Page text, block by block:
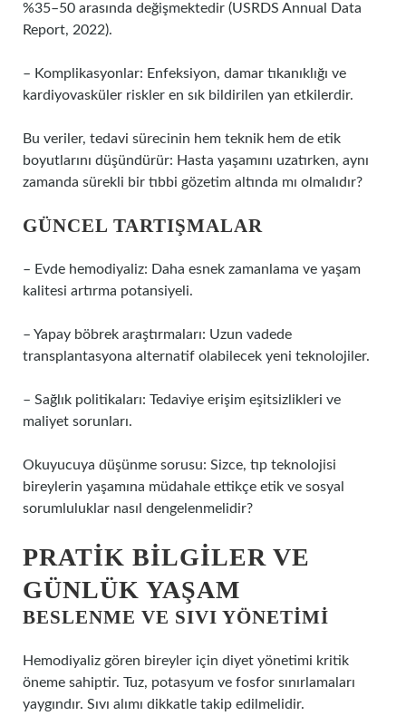
%35–50 arasında değişmektedir (USRDS Annual Data
Report, 2022).
– Komplikasyonlar: Enfeksiyon, damar tıkanıklığı ve
kardiyovasküler riskler en sık bildirilen yan etkilerdir.
Bu veriler, tedavi sürecinin hem teknik hem de etik
boyutlarını düşündürür: Hasta yaşamını uzatırken, aynı
zamanda sürekli bir tıbbi gözetim altında mı olmalıdır?
GÜNCEL TARTIŞMALAR
– Evde hemodiyaliz: Daha esnek zamanlama ve yaşam
kalitesi artırma potansiyeli.
– Yapay böbrek araştırmaları: Uzun vadede
transplantasyona alternatif olabilecek yeni teknolojiler.
– Sağlık politikaları: Tedaviye erişim eşitsizlikleri ve
maliyet sorunları.
Okuyucuya düşünme sorusu: Sizce, tıp teknolojisi
bireylerin yaşamına müdahale ettikçe etik ve sosyal
sorumluluklar nasıl dengelenmelidir?
PRATIK BILGILER VE
GÜNLÜK YAŞAM
BESLENME VE SIVI YÖNETIMI
Hemodiyaliz gören bireyler için diyet yönetimi kritik
öneme sahiptir. Tuz, potasyum ve fosfor sınırlamaları
yaygındır. Sıvı alımı dikkatle takip edilmelidir.